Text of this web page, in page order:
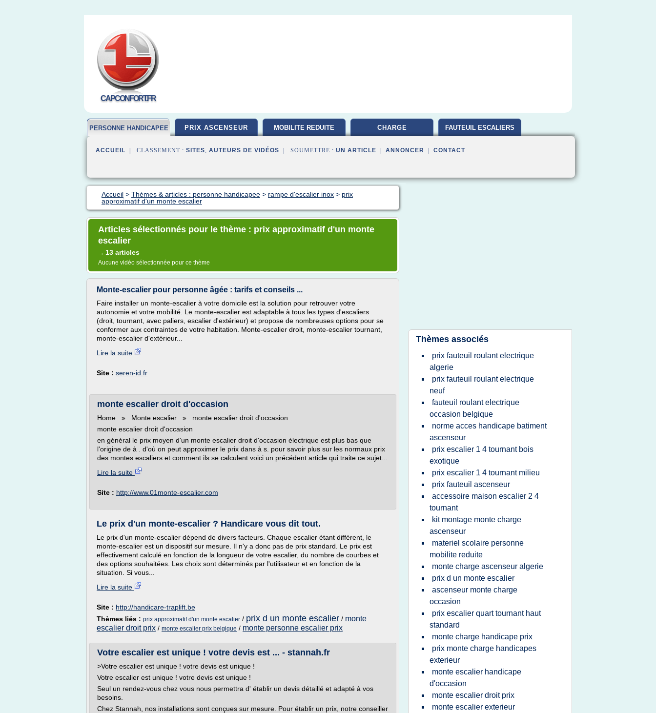
CAPCONFORT.FR
PERSONNE HANDICAPEE PRIX ASCENSEUR MOBILITE REDUITE CHARGE FAUTEUIL ESCALIERS
ACCUEIL | CLASSEMENT : SITES, AUTEURS DE VIDÉOS | SOUMETTRE : UN ARTICLE ANNONCER CONTACT
Accueil > Thèmes & articles : personne handicapee > rampe d'escalier inox > prix
approximatif d'un monte escalier
Articles sélectionnés pour le thème : prix approximatif d'un monte
escalier
→ 13 articles
Aucune vidéo sélectionnée pour ce thème
Monte-escalier pour personne âgée : tarifs et conseils ...
Faire installer un monte-escalier à votre domicile est la solution pour retrouver votre
autonomie et votre mobilité. Le monte-escalier est adaptable à tous les types d'escaliers
(droit, tournant, avec paliers, escalier d'extérieur) et propose de nombreuses options pour se
conformer aux contraintes de votre habitation. Monte-escalier droit, monte-escalier tournant,
monte-escalier d'extérieur...
Lire la suite
Site : seren-id.fr
monte escalier droit d'occasion
Home » Monte escalier » monte escalier droit d'occasion
monte escalier droit d'occasion
en général le prix moyen d'un monte escalier droit d'occasion électrique est plus bas que
l'origine de à . d'où on peut approximer le prix dans à s. pour savoir plus sur les normaux prix
des montes escaliers et comment ils se calculent voici un précédent article qui traite ce sujet...
Lire la suite
Site : http://www.01monte-escalier.com
Le prix d'un monte-escalier ? Handicare vous dit tout.
Le prix d'un monte-escalier dépend de divers facteurs. Chaque escalier étant différent, le
monte-escalier est un dispositif sur mesure. Il n'y a donc pas de prix standard. Le prix est
effectivement calculé en fonction de la longueur de votre escalier, du nombre de courbes et
des options souhaitées. Les choix sont déterminés par l'utilisateur et en fonction de la
situation. Si vous...
Lire la suite
Site : http://handicare-traplift.be
Thèmes liés : prix approximatif d'un monte escalier / prix d un monte escalier / monte
escalier droit prix / monte escalier prix belgique / monte personne escalier prix
Votre escalier est unique ! votre devis est ... - stannah.fr
>Votre escalier est unique ! votre devis est unique !
Votre escalier est unique ! votre devis est unique !
Seul un rendez-vous chez vous nous permettra d' établir un devis détaillé et adapté à vos
besoins.
Chez Stannah, nos installations sont conçues sur mesure. Pour établir un prix, notre conseiller
Thèmes associés
prix fauteuil roulant electrique
algerie
prix fauteuil roulant electrique
neuf
fauteuil roulant electrique
occasion belgique
norme acces handicape batiment
ascenseur
prix escalier 1 4 tournant bois
exotique
prix escalier 1 4 tournant milieu
prix fauteuil ascenseur
accessoire maison escalier 2 4
tournant
kit montage monte charge
ascenseur
materiel scolaire personne
mobilite reduite
monte charge ascenseur algerie
prix d un monte escalier
ascenseur monte charge
occasion
prix escalier quart tournant haut
standard
monte charge handicape prix
prix monte charge handicapes
exterieur
monte escalier handicape
d'occasion
monte escalier droit prix
monte escalier exterieur